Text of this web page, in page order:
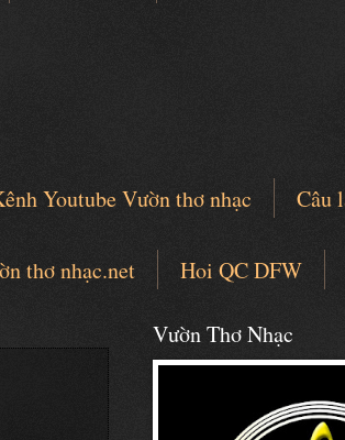
Youtube Vườn thơ nhạc
Câu
thơ nhạc.net Hoi QC DFW
Vườn Thơ Nhạc